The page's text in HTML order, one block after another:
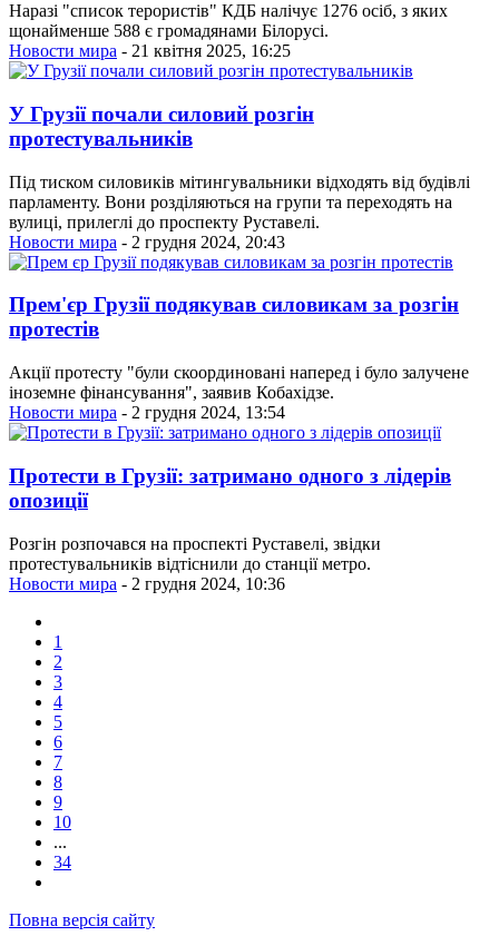
Наразі "список терористів" КДБ налічує 1276 осіб, з яких
щонайменше 588 є громадянами Білорусі.
Новости мира - 21 квітня 2025, 16:25
У Грузії почали силовий розгін
протестувальників
Під тиском силовиків мітингувальники відходять від будівлі
парламенту. Вони розділяються на групи та переходять на
вулиці, прилеглі до проспекту Руставелі.
Новости мира - 2 грудня 2024, 20:43
Прем'єр Грузії подякував силовикам за розгін
протестів
Акції протесту "були скоординовані наперед і було залучене
іноземне фінансування", заявив Кобахідзе.
Новости мира - 2 грудня 2024, 13:54
Протести в Грузії: затримано одного з лідерів
опозиції
Розгін розпочався на проспекті Руставелі, звідки
протестувальників відтіснили до станції метро.
Новости мира - 2 грудня 2024, 10:36
1
2
3
4
5
6
7
8
9
10
...
34
Повна версія сайту